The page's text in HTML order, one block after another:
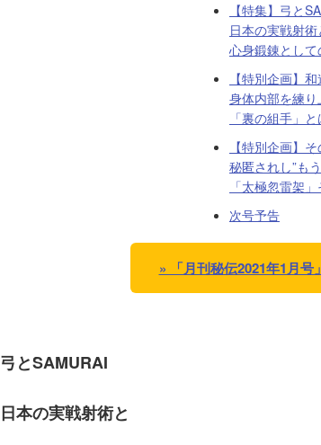
【特集】弓と
日本の実戦射術
心身鍛錬として
【特別企画】
身体内部を練
「裏の組手」
【特別企画】
秘匿されし”も
「太極忽雷架
次号予告
» 「月刊秘伝2021年1月号
弓とSAMURAI
日本の実戦射術と